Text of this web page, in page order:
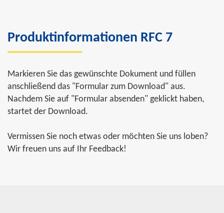
Produktinformationen RFC 7
Markieren Sie das gewünschte Dokument und füllen
anschließend das "Formular zum Download" aus.
Nachdem Sie auf "Formular absenden" geklickt haben,
startet der Download.
Vermissen Sie noch etwas oder möchten Sie uns loben?
Wir freuen uns auf Ihr Feedback!